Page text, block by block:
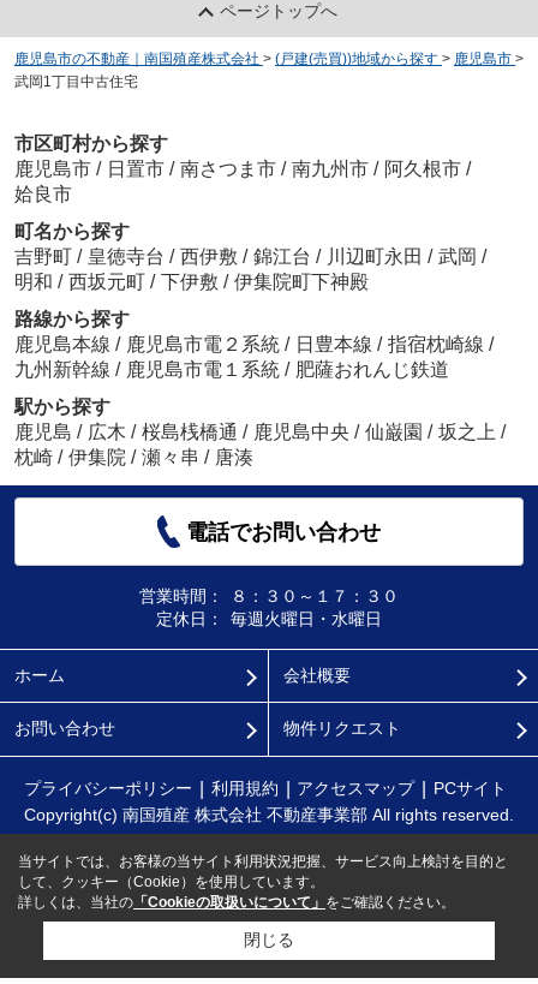
ページトップへ
鹿児島市の不動産｜南国殖産株式会社 > (戸建(売買))地域から探す > 鹿児島市 >
武岡1丁目中古住宅
市区町村から探す
鹿児島市 / 日置市 / 南さつま市 / 南九州市 / 阿久根市 /
姶良市
町名から探す
吉野町 / 皇徳寺台 / 西伊敷 / 錦江台 / 川辺町永田 / 武岡 /
明和 / 西坂元町 / 下伊敷 / 伊集院町下神殿
路線から探す
鹿児島本線 / 鹿児島市電２系統 / 日豊本線 / 指宿枕崎線 /
九州新幹線 / 鹿児島市電１系統 / 肥薩おれんじ鉄道
駅から探す
鹿児島 / 広木 / 桜島桟橋通 / 鹿児島中央 / 仙巌園 / 坂之上 /
枕崎 / 伊集院 / 瀬々串 / 唐湊
電話でお問い合わせ
営業時間：
８：３０～１７：３０
定休日：
毎週火曜日・水曜日
ホーム 会社概要
お問い合わせ 物件リクエスト
プライバシーポリシー 利用規約 アクセスマップ
PCサイト
Copyright(c) 南国殖産 株式会社 不動産事業部 All rights reserved.
当サイトでは、お客様の当サイト利用状況把握、サービス向上検討を目的と
して、クッキー（Cookie）を使用しています。
詳しくは、当社の 「Cookieの取扱いについて」 をご確認ください。
閉じる